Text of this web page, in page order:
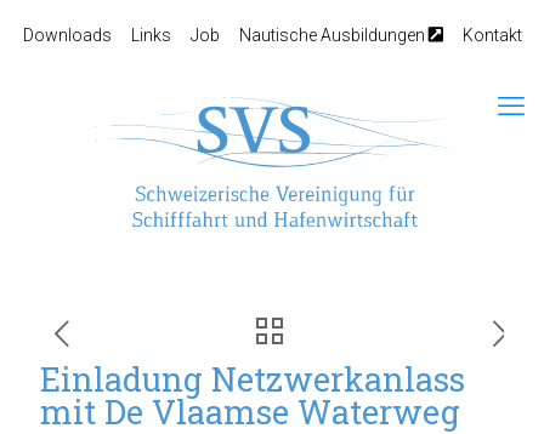
Downloads Links Job Nautische Ausbildungen Kontakt
Einladung Netzwerkanlass
mit De Vlaamse Waterweg